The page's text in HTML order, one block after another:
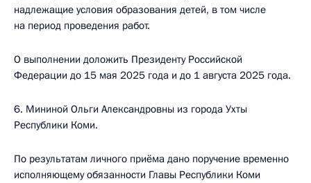
надлежащие условия образования детей, в том числе
на период проведения работ.
О выполнении доложить Президенту Российской
Федерации до 15 мая 2025 года и до 1 августа 2025 года.
6. Мининой Ольги Александровны из города Ухты
Республики Коми.
По результатам личного приёма дано поручение временно
исполняющему обязанности Главы Республики Коми